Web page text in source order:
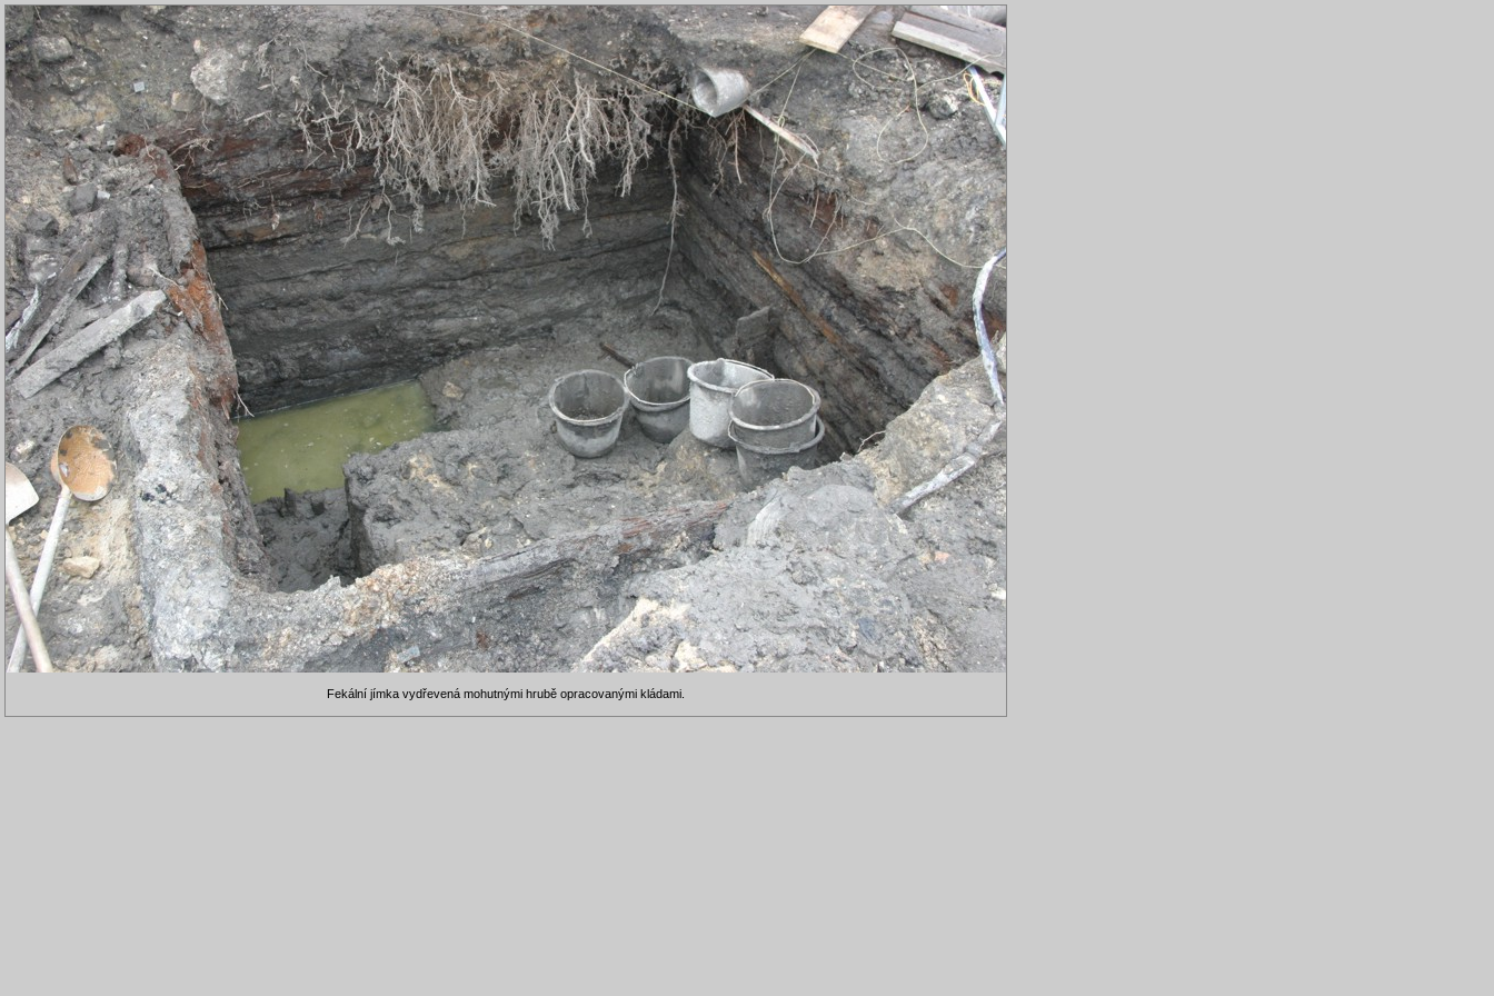
Fekální jímka vydřevená mohutnými hrubě opracovanými kládami.